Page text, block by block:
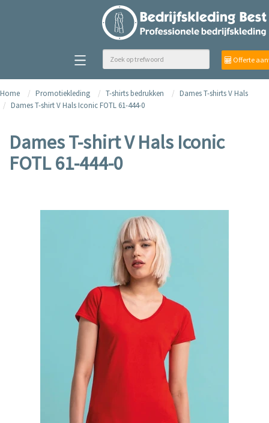
Offerte
Home Promotiekleding T-shirts bedrukken
Dames T-shirts V Hals
Dames T-shirt V Hals Iconic FOTL 61-444-0
Dames T-shirt V Hals Iconic
FOTL 61-444-0